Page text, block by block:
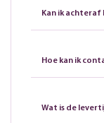
Kan ik achteraf
Hoe kan ik
Wat is de